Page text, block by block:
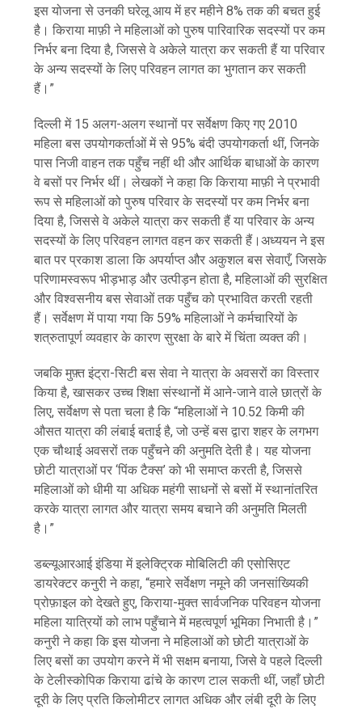
इस योजना से उनकी घरेलू आय में हर महीने 8% तक की बचत हुई
है। किराया माफ़ी ने महिलाओं को पुरुष पारिवारिक सदस्यों पर कम
निर्भर बना दिया है, जिससे वे अकेले यात्रा कर सकती हैं या परिवार
के अन्य सदस्यों के लिए परिवहन लागत का भुगतान कर सकती
हैं।”
दिल्ली में 15 अलग-अलग स्थानों पर सर्वेक्षण किए गए 2010
महिला बस उपयोगकर्ताओं में से 95% बंदी उपयोगकर्ता थीं, जिनके
पास निजी वाहन तक पहुँच नहीं थी और आर्थिक बाधाओं के कारण
वे बसों पर निर्भर थीं। लेखकों ने कहा कि किराया माफ़ी ने प्रभावी
रूप से महिलाओं को पुरुष परिवार के सदस्यों पर कम निर्भर बना
दिया है, जिससे वे अकेले यात्रा कर सकती हैं या परिवार के अन्य
सदस्यों के लिए परिवहन लागत वहन कर सकती हैं।अध्ययन ने इस
बात पर प्रकाश डाला कि अपर्याप्त और अकुशल बस सेवाएँ, जिसके
परिणामस्वरूप भीड़भाड़ और उत्पीड़न होता है, महिलाओं की सुरक्षित
और विश्वसनीय बस सेवाओं तक पहुँच को प्रभावित करती रहती
हैं। सर्वेक्षण में पाया गया कि 59% महिलाओं ने कर्मचारियों के
शत्रुतापूर्ण व्यवहार के कारण सुरक्षा के बारे में चिंता व्यक्त की।
जबकि मुफ़्त इंट्रा-सिटी बस सेवा ने यात्रा के अवसरों का विस्तार
किया है, खासकर उच्च शिक्षा संस्थानों में आने-जाने वाले छात्रों के
लिए, सर्वेक्षण से पता चला है कि “महिलाओं ने 10.52 किमी की
औसत यात्रा की लंबाई बताई है, जो उन्हें बस द्वारा शहर के लगभग
एक चौथाई अवसरों तक पहुँचने की अनुमति देती है। यह योजना
छोटी यात्राओं पर ‘पिंक टैक्स’ को भी समाप्त करती है, जिससे
महिलाओं को धीमी या अधिक महंगी साधनों से बसों में स्थानांतरित
करके यात्रा लागत और यात्रा समय बचाने की अनुमति मिलती
है।”
डब्ल्यूआरआई इंडिया में इलेक्ट्रिक मोबिलिटी की एसोसिएट
डायरेक्टर कनुरी ने कहा, “हमारे सर्वेक्षण नमूने की जनसांख्यिकी
प्रोफ़ाइल को देखते हुए, किराया-मुक्त सार्वजनिक परिवहन योजना
महिला यात्रियों को लाभ पहुँचाने में महत्वपूर्ण भूमिका निभाती है।”
कनुरी ने कहा कि इस योजना ने महिलाओं को छोटी यात्राओं के
लिए बसों का उपयोग करने में भी सक्षम बनाया, जिसे वे पहले दिल्ली
के टेलीस्कोपिक किराया ढांचे के कारण टाल सकती थीं, जहाँ छोटी
दूरी के लिए प्रति किलोमीटर लागत अधिक और लंबी दूरी के लिए